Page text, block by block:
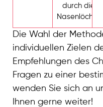
durch die
Nasenlöcher
Die Wahl der
individuellen Zielen
Empfehlungen des
Fragen zu einer
wenden Sie sich an
Ihnen gerne weiter!